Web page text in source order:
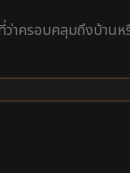
ว่าครอบคลุมถึงบ้านห